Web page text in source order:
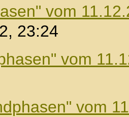
vom
23:24
vom
vom